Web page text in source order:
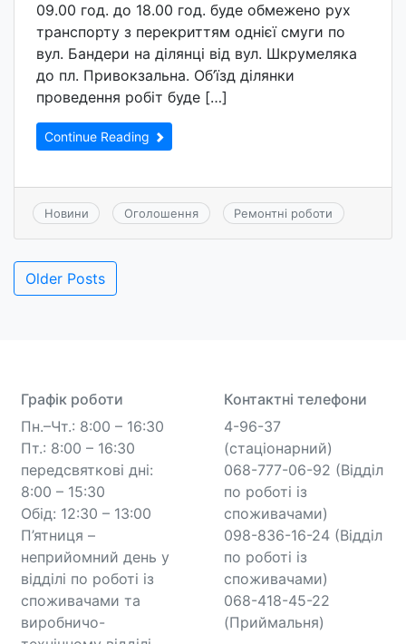
09.00 год. до 18.00 год. буде обмежено рух
транспорту з перекриттям однієї смуги по
вул. Бандери на ділянці від вул. Шкрумеляка
до пл. Привокзальна. Об’їзд ділянки
проведення робіт буде […]
Continue Reading
Новини Оголошення Ремонтні роботи
Навігація
Older Posts
Графік роботи
Пн.–Чт.: 8:00 – 16:30
Пт.: 8:00 – 16:30
передсвяткові дні:
8:00 – 15:30
Обід: 12:30 – 13:00
П’ятниця –
неприйомний день у
відділі по роботі із
споживачами та
виробничо-
Контактні телефони
4-96-37
(стаціонарний)
068-777-06-92 (Відділ
по роботі із
споживачами)
098-836-16-24 (Відділ
по роботі із
споживачами)
068-418-45-22
(Приймальня)